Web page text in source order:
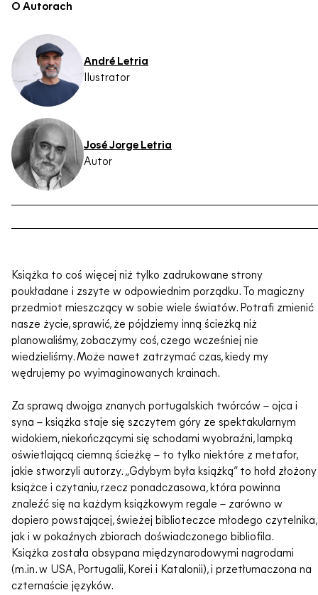
O Autorach
André Letria
Ilustrator
José Jorge Letria
Autor
Książka to coś więcej niż tylko zadrukowane strony
poukładane i zszyte w odpowiednim porządku. To magiczny
przedmiot mieszczący w sobie wiele światów. Potrafi zmienić
nasze życie, sprawić, że pójdziemy inną ścieżką niż
planowaliśmy, zobaczymy coś, czego wcześniej nie
wiedzieliśmy. Może nawet zatrzymać czas, kiedy my
wędrujemy po wyimaginowanych krainach.
Za sprawą dwojga znanych portugalskich twórców – ojca i
syna – książka staje się szczytem góry ze spektakularnym
widokiem, niekończącymi się schodami wyobraźni, lampką
oświetlającą ciemną ścieżkę – to tylko niektóre z metafor,
jakie stworzyli autorzy. „Gdybym była książką” to hołd złożony
książce i czytaniu, rzecz ponadczasowa, która powinna
znaleźć się na każdym książkowym regale – zarówno w
dopiero powstającej, świeżej biblioteczce młodego czytelnika,
jak i w pokaźnych zbiorach doświadczonego bibliofila.
Książka została obsypana międzynarodowymi nagrodami
(m.in. w USA, Portugalii, Korei i Katalonii), i przetłumaczona na
czternaście języków.